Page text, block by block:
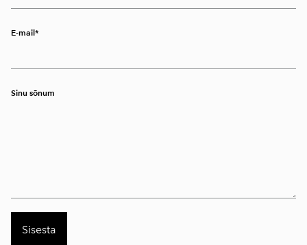
E-mail
Sinu sõnum